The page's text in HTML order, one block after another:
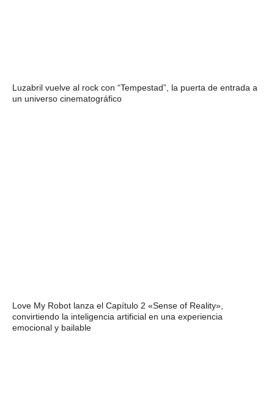
Luzabril vuelve al rock con “Tempestad”, la puerta de entrada a
un universo cinematográfico
Love My Robot lanza el Capítulo 2 «Sense of Reality»,
convirtiendo la inteligencia artificial en una experiencia
emocional y bailable